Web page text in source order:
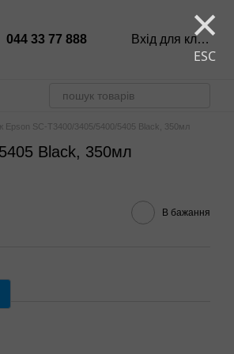
×
ESC
044 33 77 888 Вхід для клієнтів
Epson SC-Т3400/3405/5400/5405 Black, 350мл
Black, 350мл
В бажання